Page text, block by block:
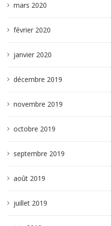
mars 2020
février 2020
janvier 2020
décembre 2019
novembre 2019
octobre 2019
septembre 2019
août 2019
juillet 2019